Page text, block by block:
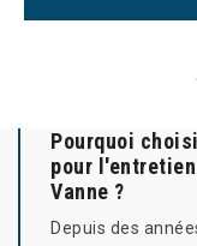
Pourquoi
pour
Vanne ?
Depuis des